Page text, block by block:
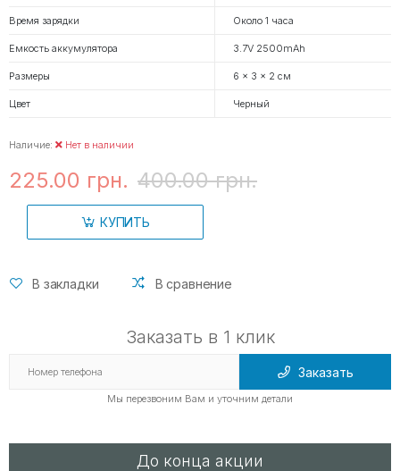
Время зарядки Около 1 часа
Емкость аккумулятора 3.7V 2500mAh
Размеры 6 x 3 x 2 см
Цвет Черный
Наличие: Нет в наличии
225.00 грн. 400.00 грн.
КУПИТЬ
В закладки В сравнение
Заказать в 1 клик
Заказать
Мы перезвоним Вам и уточним детали
До конца акции